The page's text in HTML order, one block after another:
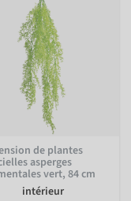
de plantes
asperges
vert, 84 cm
intérieur